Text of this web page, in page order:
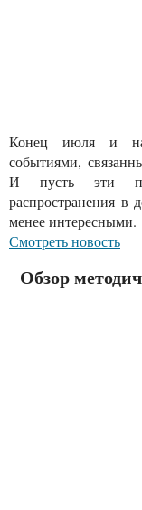
Конец июля и
событиями,
И пусть эти
распространения в
менее интересными.
Смотреть новость
Обзор методических событий за I полугодие